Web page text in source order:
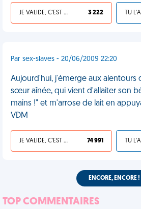
JE VALIDE, C'EST UNE VDM 3 222
Par sex-slaves - 20/06/2009 22:20
Aujourd'hui, j'émerge aux alentours
sœur aînée, qui vient d'allaiter son
mains !" et m'arrose de lait en
VDM
JE VALIDE, C'EST UNE VDM 74 991
ENCORE, ENCORE !
TOP COMMENTAIRES